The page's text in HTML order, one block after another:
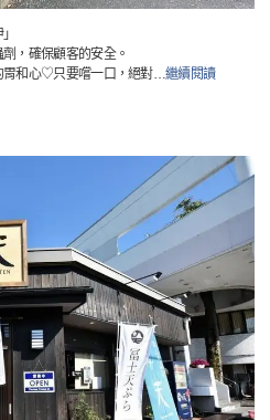
，確保顧客的安全。
胃和心♡只要嚐一口，絕對…繼續閱讀